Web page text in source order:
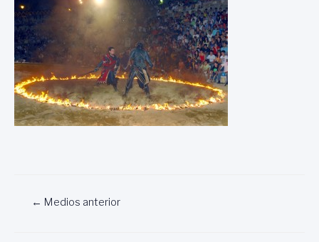
Navegación
← Medios anterior